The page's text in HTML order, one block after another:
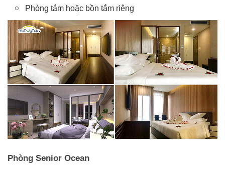
Phòng tắm hoặc bồn tắm riêng
Phòng Senior Ocean